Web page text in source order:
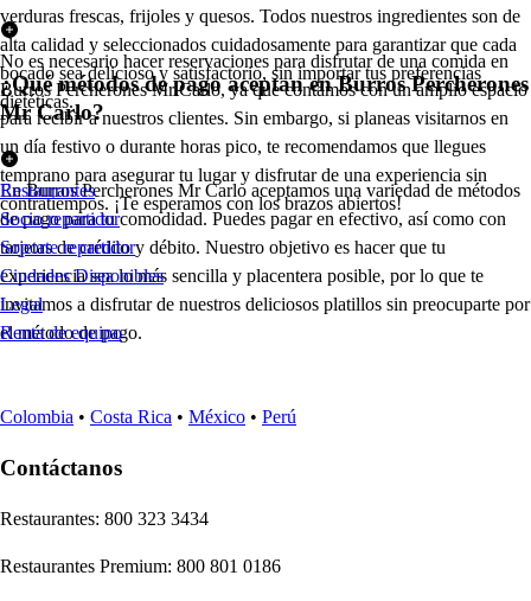
verduras frescas, frijoles y quesos. Todos nuestros ingredientes son de
alta calidad y seleccionados cuidadosamente para garantizar que cada
bocado sea delicioso y satisfactorio, sin importar tus preferencias
dietéticas.
No es necesario hacer reservaciones para disfrutar de una comida en
Burros Percherones Mr Carlo, ya que contamos con un amplio espacio
para recibir a nuestros clientes. Sin embargo, si planeas visitarnos en
un día festivo o durante horas pico, te recomendamos que llegues
temprano para asegurar tu lugar y disfrutar de una experiencia sin
contratiempos. ¡Te esperamos con los brazos abiertos!
¿Qué métodos de pago aceptan en Burros Percherones
Mr Carlo?
En Burros Percherones Mr Carlo aceptamos una variedad de métodos
de pago para tu comodidad. Puedes pagar en efectivo, así como con
tarjetas de crédito y débito. Nuestro objetivo es hacer que tu
experiencia sea lo más sencilla y placentera posible, por lo que te
invitamos a disfrutar de nuestros deliciosos platillos sin preocuparte por
el método de pago.
Restaurantes
Socio repartidor
Soporte repartidor
Ciudades Disponibles
Legal
Renta de equipo
Colombia • Costa Rica • México • Perú
Contáctanos
Restaurantes: 800 323 3434
Restaurantes Premium: 800 801 0186